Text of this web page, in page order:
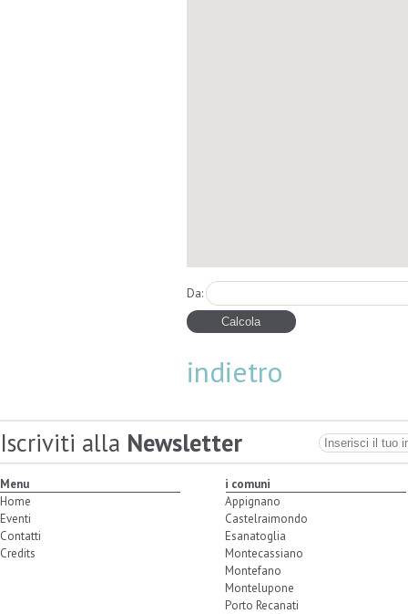
Da:
indietro
Iscriviti alla Newsletter
Menu
Home
Eventi
Contatti
Credits
i comuni
Appignano
Castelraimondo
Esanatoglia
Montecassiano
Montefano
Montelupone
Porto Recanati